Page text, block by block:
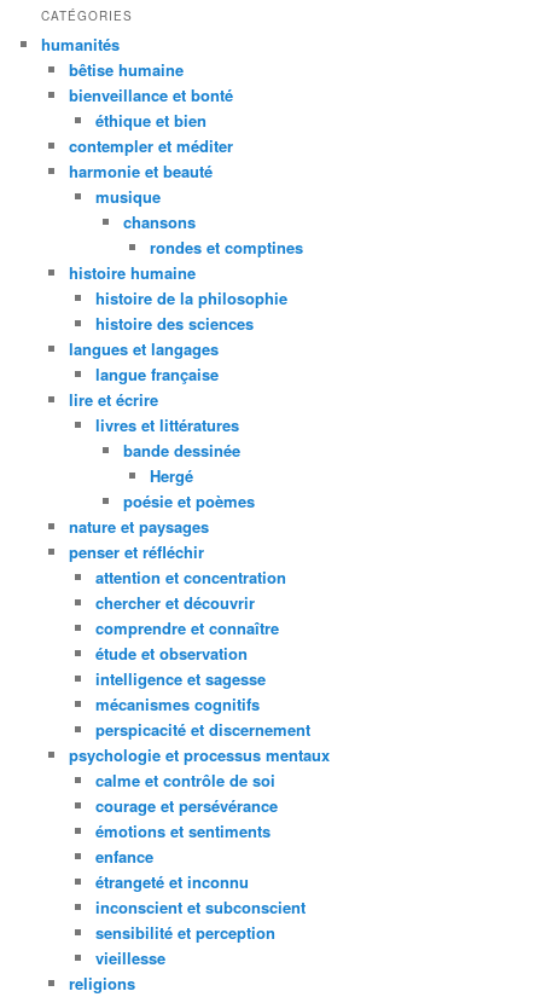
CATÉGORIES
humanités
bêtise humaine
bienveillance et bonté
éthique et bien
contempler et méditer
harmonie et beauté
musique
chansons
rondes et comptines
histoire humaine
histoire de la philosophie
histoire des sciences
langues et langages
langue française
lire et écrire
livres et littératures
bande dessinée
Hergé
poésie et poèmes
nature et paysages
penser et réfléchir
attention et concentration
chercher et découvrir
comprendre et connaître
étude et observation
intelligence et sagesse
mécanismes cognitifs
perspicacité et discernement
psychologie et processus mentaux
calme et contrôle de soi
courage et persévérance
émotions et sentiments
enfance
étrangeté et inconnu
inconscient et subconscient
sensibilité et perception
vieillesse
religions